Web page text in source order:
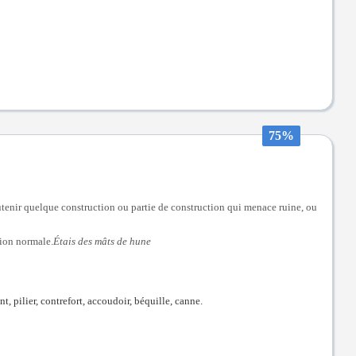
75%
quelque construction ou partie de construction qui menace ruine, ou
normale.Étais des mâts de hune
pilier, contrefort, accoudoir, béquille, canne.